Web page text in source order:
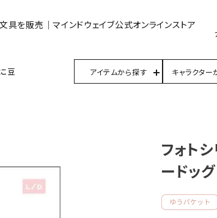
具を販売｜マインドウェイブ公式オンラインストア
豆 アイテムから探す キャラクター
フォト
ードッグ